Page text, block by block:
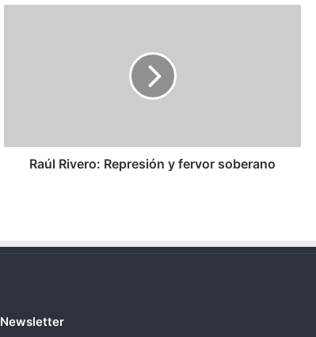
Raúl Rivero: Represión y fervor soberano
Newsletter